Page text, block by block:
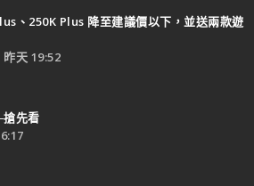
、250K Plus 降至建議價以下，並送兩款遊
昨天 19:52
先看